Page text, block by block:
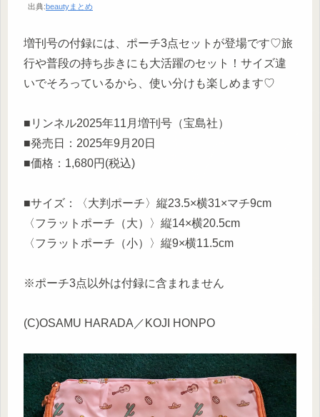
出典:beautyまとめ
増刊号の付録には、ポーチ3点セットが登場です♡旅
行や普段の持ち歩きにも大活躍のセット！サイズ違
いでそろっているから、使い分けも楽しめます♡
■リンネル2025年11月増刊号（宝島社）
■発売日：2025年9月20日
■価格：1,680円(税込)
■サイズ：〈大判ポーチ〉縦23.5×横31×マチ9cm
〈フラットポーチ（大）〉縦14×横20.5cm
〈フラットポーチ（小）〉縦9×横11.5cm
※ポーチ3点以外は付録に含まれません
(C)OSAMU HARADA／KOJI HONPO